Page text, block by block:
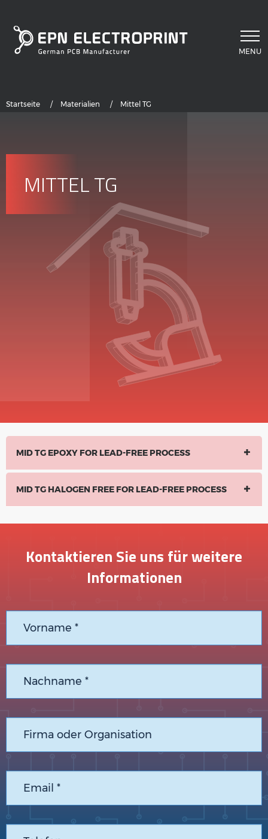
MENU
Pfadnavigation
Startseite Materialien Mittel TG
MITTEL TG
MID TG EPOXY FOR LEAD-FREE PROCESS
MID TG HALOGEN FREE FOR LEAD-FREE PROCESS
Kontaktieren Sie uns für weitere
Informationen